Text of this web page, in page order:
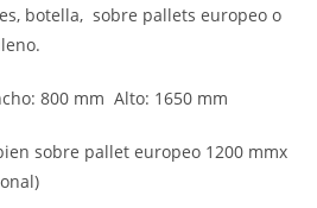
botella, sobre pallets europeo o
800 mm Alto: 1650 mm
sobre pallet europeo 1200 mmx